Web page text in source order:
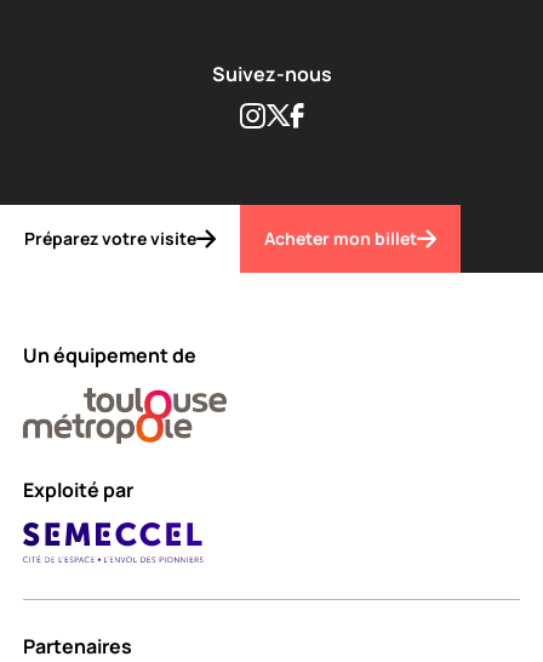
Suivez-nous
Instagram
TwitterFacebook
Préparez votre visite Acheter mon billet
Un équipement de
Exploité par
Partenaires